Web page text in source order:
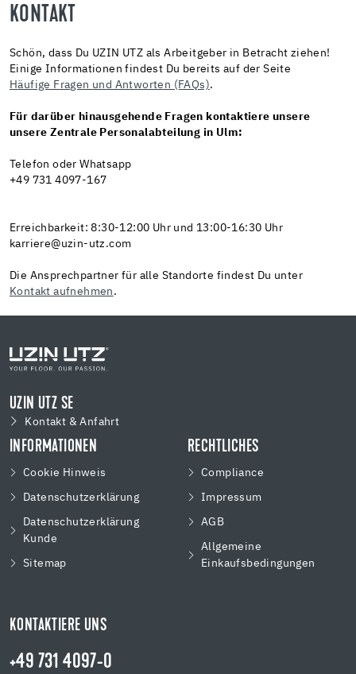
KONTAKT
Schön, dass Du UZIN UTZ als Arbeitgeber in Betracht ziehen!
Einige Informationen findest Du bereits auf der Seite
Häufige Fragen und Antworten (FAQs).
Für darüber hinausgehende Fragen kontaktiere unsere
unsere Zentrale Personalabteilung in Ulm:
Telefon oder Whatsapp
+49 731 4097-167
Erreichbarkeit: 8:30-12:00 Uhr und 13:00-16:30 Uhr
karriere@uzin-utz.com
Die Ansprechpartner für alle Standorte findest Du unter
Kontakt aufnehmen .
UZIN UTZ SE
Kontakt & Anfahrt
INFORMATIONEN
Cookie Hinweis
Datenschutzerklärung
Datenschutzerklärung
Kunde
Sitemap
RECHTLICHES
Compliance
Impressum
AGB
Allgemeine
Einkaufsbedingungen
KONTAKTIERE UNS
+49 731 4097-0